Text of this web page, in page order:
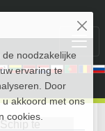
te
noodzakelijke
ervaring te
Door
akkoord met ons
cookies.